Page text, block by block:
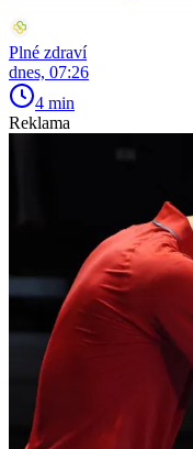
Plné zdraví
dnes, 07:26
4 min
Reklama